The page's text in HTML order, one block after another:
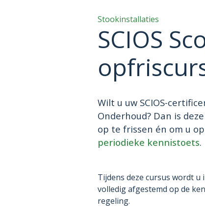
Stookinstallaties
SCIOS
Wilt u uw SCIOS-
Onderhoud? Dan is
op te frissen én om u
periodieke kennistoets.
Tijdens deze cursus wordt
volledig afgestemd op de
regeling.